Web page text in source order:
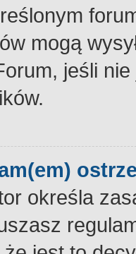
mogą
jeśli
określa